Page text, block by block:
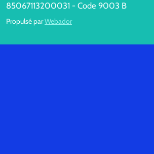
85067113200031 - Code 9003 B
Propulsé parWebador